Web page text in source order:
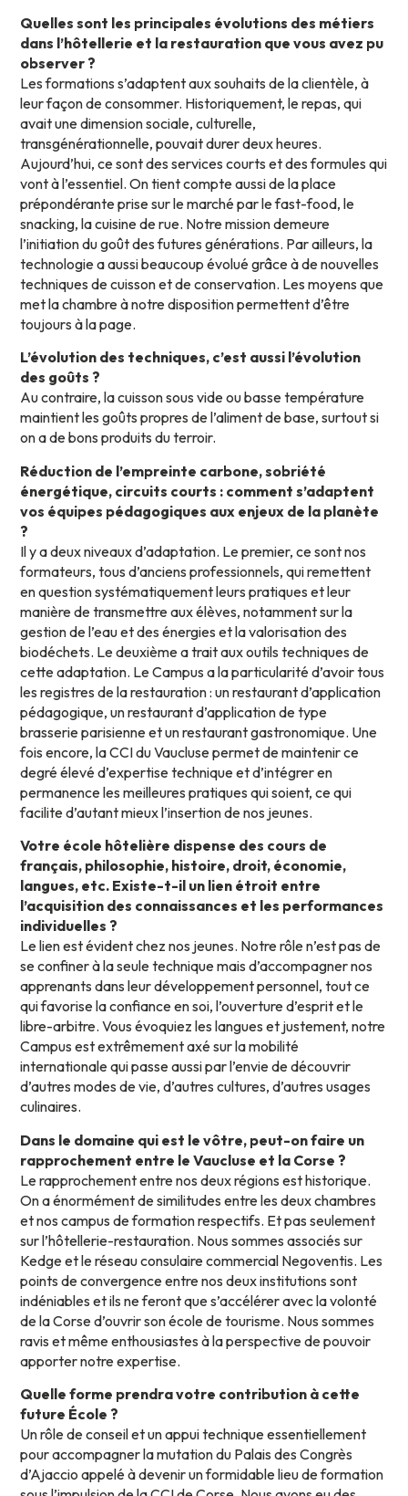
Quelles sont les principales évolutions des métiers
dans l’hôtellerie et la restauration que vous avez pu
observer ?
Les formations s’adaptent aux souhaits de la clientèle, à
leur façon de consommer. Historiquement, le repas, qui
avait une dimension sociale, culturelle,
transgénérationnelle, pouvait durer deux heures.
Aujourd’hui, ce sont des services courts et des formules qui
vont à l’essentiel. On tient compte aussi de la place
prépondérante prise sur le marché par le fast-food, le
snacking, la cuisine de rue. Notre mission demeure
l’initiation du goût des futures générations. Par ailleurs, la
technologie a aussi beaucoup évolué grâce à de nouvelles
techniques de cuisson et de conservation. Les moyens que
met la chambre à notre disposition permettent d’être
toujours à la page.
L’évolution des techniques, c’est aussi l’évolution
des goûts ?
Au contraire, la cuisson sous vide ou basse température
maintient les goûts propres de l’aliment de base, surtout si
on a de bons produits du terroir.
Réduction de l’empreinte carbone, sobriété
énergétique, circuits courts : comment s’adaptent
vos équipes pédagogiques aux enjeux de la planète
?
Il y a deux niveaux d’adaptation. Le premier, ce sont nos
formateurs, tous d’anciens professionnels, qui remettent
en question systématiquement leurs pratiques et leur
manière de transmettre aux élèves, notamment sur la
gestion de l’eau et des énergies et la valorisation des
biodéchets. Le deuxième a trait aux outils techniques de
cette adaptation. Le Campus a la particularité d’avoir tous
les registres de la restauration : un restaurant d’application
pédagogique, un restaurant d’application de type
brasserie parisienne et un restaurant gastronomique. Une
fois encore, la CCI du Vaucluse permet de maintenir ce
degré élevé d’expertise technique et d’intégrer en
permanence les meilleures pratiques qui soient, ce qui
facilite d’autant mieux l’insertion de nos jeunes.
Votre école hôtelière dispense des cours de
français, philosophie, histoire, droit, économie,
langues, etc. Existe-t-il un lien étroit entre
l’acquisition des connaissances et les performances
individuelles ?
Le lien est évident chez nos jeunes. Notre rôle n’est pas de
se confiner à la seule technique mais d’accompagner nos
apprenants dans leur développement personnel, tout ce
qui favorise la confiance en soi, l’ouverture d’esprit et le
libre-arbitre. Vous évoquiez les langues et justement, notre
Campus est extrêmement axé sur la mobilité
internationale qui passe aussi par l’envie de découvrir
d’autres modes de vie, d’autres cultures, d’autres usages
culinaires.
Dans le domaine qui est le vôtre, peut-on faire un
rapprochement entre le Vaucluse et la Corse ?
Le rapprochement entre nos deux régions est historique.
On a énormément de similitudes entre les deux chambres
et nos campus de formation respectifs. Et pas seulement
sur l’hôtellerie-restauration. Nous sommes associés sur
Kedge et le réseau consulaire commercial Negoventis. Les
points de convergence entre nos deux institutions sont
indéniables et ils ne feront que s’accélérer avec la volonté
de la Corse d’ouvrir son école de tourisme. Nous sommes
ravis et même enthousiastes à la perspective de pouvoir
apporter notre expertise.
Quelle forme prendra votre contribution à cette
future École ?
Un rôle de conseil et un appui technique essentiellement
pour accompagner la mutation du Palais des Congrès
d’Ajaccio appelé à devenir un formidable lieu de formation